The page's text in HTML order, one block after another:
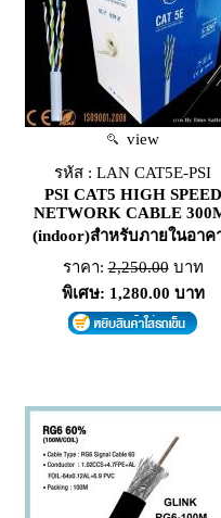
view
รหัส : LAN CAT5E-PSI
PSI CAT5 HIGH SPEED
NETWORK CABLE
(indoor)สำหรับภายในอาค
ราคา:2,250.00บาท
พิเศษ: 1,280.00 บาท